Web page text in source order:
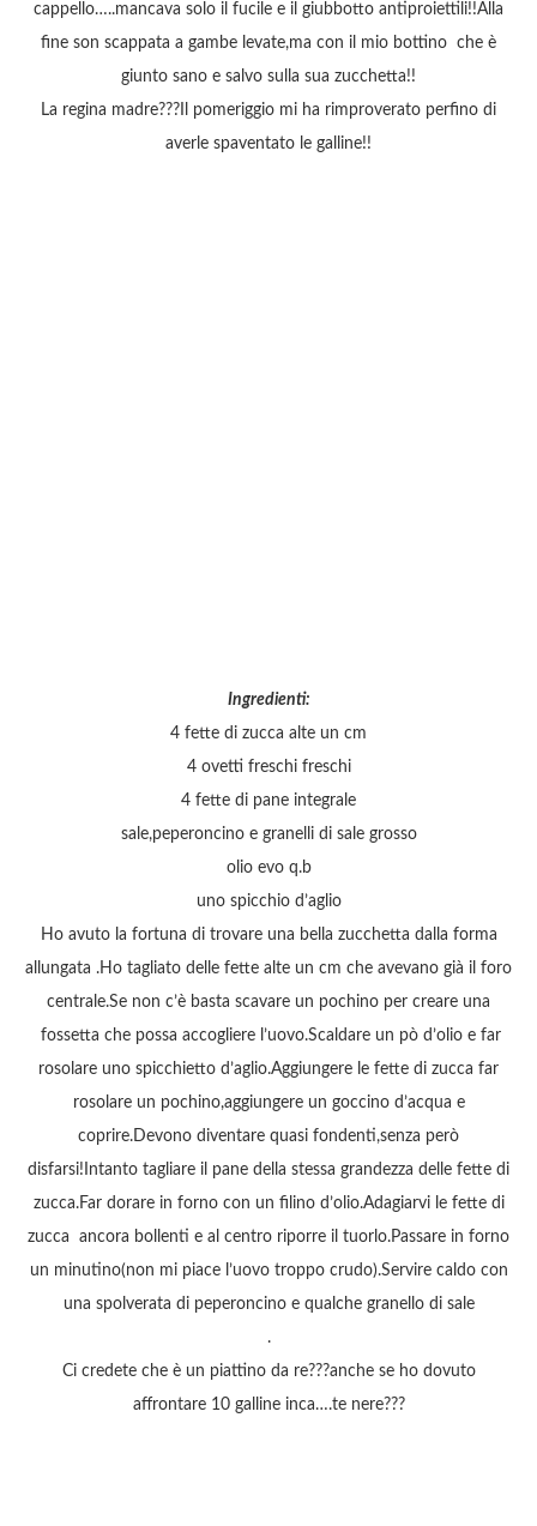
cappello…..mancava solo il fucile e il giubbotto antiproiettili!!Alla
fine son scappata a gambe levate,ma con il mio bottino che è
giunto sano e salvo sulla sua zucchetta!!
La regina madre???Il pomeriggio mi ha rimproverato perfino di
averle spaventato le galline!!
Ingredienti:
4 fette di zucca alte un cm
4 ovetti freschi freschi
4 fette di pane integrale
sale,peperoncino e granelli di sale grosso
olio evo q.b
uno spicchio d’aglio
Ho avuto la fortuna di trovare una bella zucchetta dalla forma
allungata .Ho tagliato delle fette alte un cm che avevano già il foro
centrale.Se non c’è basta scavare un pochino per creare una
fossetta che possa accogliere l’uovo.Scaldare un pò d’olio e far
rosolare uno spicchietto d’aglio.Aggiungere le fette di zucca far
rosolare un pochino,aggiungere un goccino d’acqua e
coprire.Devono diventare quasi fondenti,senza però
disfarsi!Intanto tagliare il pane della stessa grandezza delle fette di
zucca.Far dorare in forno con un filino d’olio.Adagiarvi le fette di
zucca ancora bollenti e al centro riporre il tuorlo.Passare in forno
un minutino(non mi piace l’uovo troppo crudo).Servire caldo con
una spolverata di peperoncino e qualche granello di sale
.
Ci credete che è un piattino da re???anche se ho dovuto
affrontare 10 galline inca….te nere???